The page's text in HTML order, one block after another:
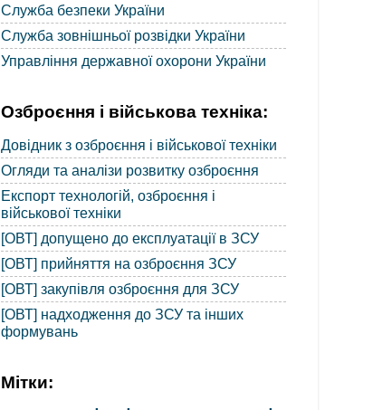
Служба безпеки України
Служба зовнішньої розвідки України
Управління державної охорони України
Озброєння і військова техніка:
Довідник з озброєння і військової техніки
Огляди та аналізи розвитку озброєння
Експорт технологій, озброєння і
військової техніки
[ОВТ] допущено до експлуатації в ЗСУ
[ОВТ] прийняття на озброєння ЗСУ
[ОВТ] закупівля озброєння для ЗСУ
[ОВТ] надходження до ЗСУ та інших
формувань
Мітки: